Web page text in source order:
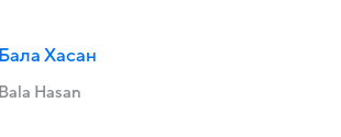
Бала Хасан
Bala Hasan